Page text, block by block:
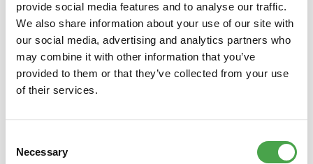
provide social media features and to analyse our traffic.
We also share information about your use of our site with
our social media, advertising and analytics partners who
may combine it with other information that you’ve
provided to them or that they’ve collected from your use
of their services.
Selection
Necessary